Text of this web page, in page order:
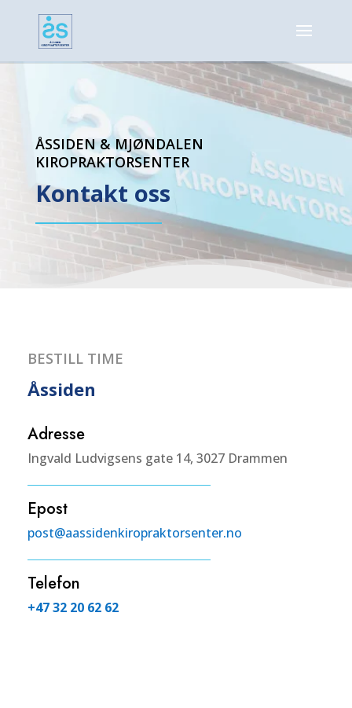
ÅSSIDEN & MJØNDALEN
KIROPRAKTORSENTER
Kontakt oss
BESTILL TIME
Åssiden
Adresse
Ingvald Ludvigsens gate 14, 3027 Drammen
Epost
post@aassidenkiropraktorsenter.no
Telefon
+47 32 20 62 62